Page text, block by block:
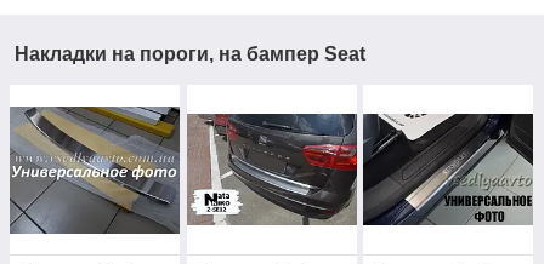
Накладки на пороги, на бампер Seat